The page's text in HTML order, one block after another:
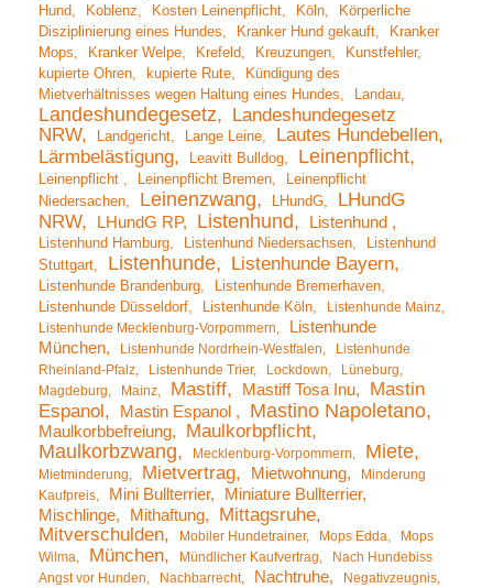
Hund
Koblenz Kosten Leinenpflicht Köln
Körperliche
Disziplinierung eines Hundes
Kranker Hund gekauft
Kranker
Mops
Kranker Welpe Krefeld Kreuzungen
Kunstfehler
kupierte Ohren
kupierte Rute
Kündigung des
Mietverhältnisses wegen Haltung eines Hundes
Landau
Landeshundegesetz
Landeshundegesetz
NRW
Landgericht Lange Leine
Lautes Hundebellen
Lärmbelästigung
Leavitt Bulldog Leinenpflicht
Leinenpflicht Leinenpflicht Bremen
Leinenpflicht
Niedersachen
Leinenzwang LHundG
LHundG
NRW
LHundG RP Listenhund Listenhund
Listenhund Hamburg Listenhund Niedersachsen
Listenhund
Stuttgart
Listenhunde Listenhunde Bayern
Listenhunde Brandenburg
Listenhunde Bremerhaven
Listenhunde Düsseldorf
Listenhunde Köln
Listenhunde Mainz
Listenhunde Mecklenburg-Vorpommern
Listenhunde
München
Listenhunde Nordrhein-Westfalen
Listenhunde
Rheinland-Pfalz
Listenhunde Trier Lockdown
Lüneburg
Magdeburg
Mainz Mastiff Mastiff Tosa Inu
Mastin
Espanol
Mastin Espanol Mastino Napoletano
Maulkorbbefreiung Maulkorbpflicht
Maulkorbzwang Mecklenburg-Vorpommern Miete
Mietminderung Mietvertrag Mietwohnung
Minderung
Kaufpreis
Mini Bullterrier
Miniature Bullterrier
Mischlinge
Mithaftung
Mittagsruhe
Mitverschulden
Mobiler Hundetrainer Mops Edda
Mops
Wilma
München Mündlicher Kaufvertrag
Nach Hundebiss
Angst vor Hunden
Nachbarrecht Nachtruhe
Negativzeugnis